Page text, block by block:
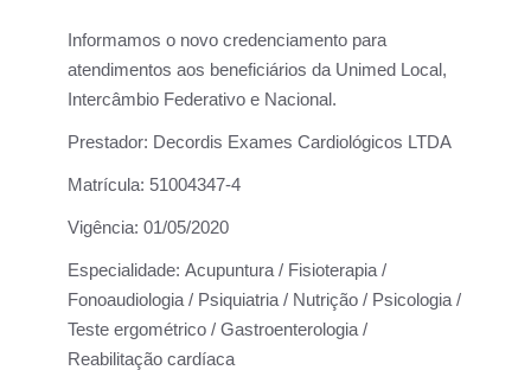
Informamos o novo credenciamento para
atendimentos aos beneficiários da Unimed Local,
Intercâmbio Federativo e Nacional.
Prestador: Decordis Exames Cardiológicos LTDA
Matrícula: 51004347-4
Vigência: 01/05/2020
Especialidade: Acupuntura / Fisioterapia /
Fonoaudiologia / Psiquiatria / Nutrição / Psicologia /
Teste ergométrico / Gastroenterologia /
Reabilitação cardíaca